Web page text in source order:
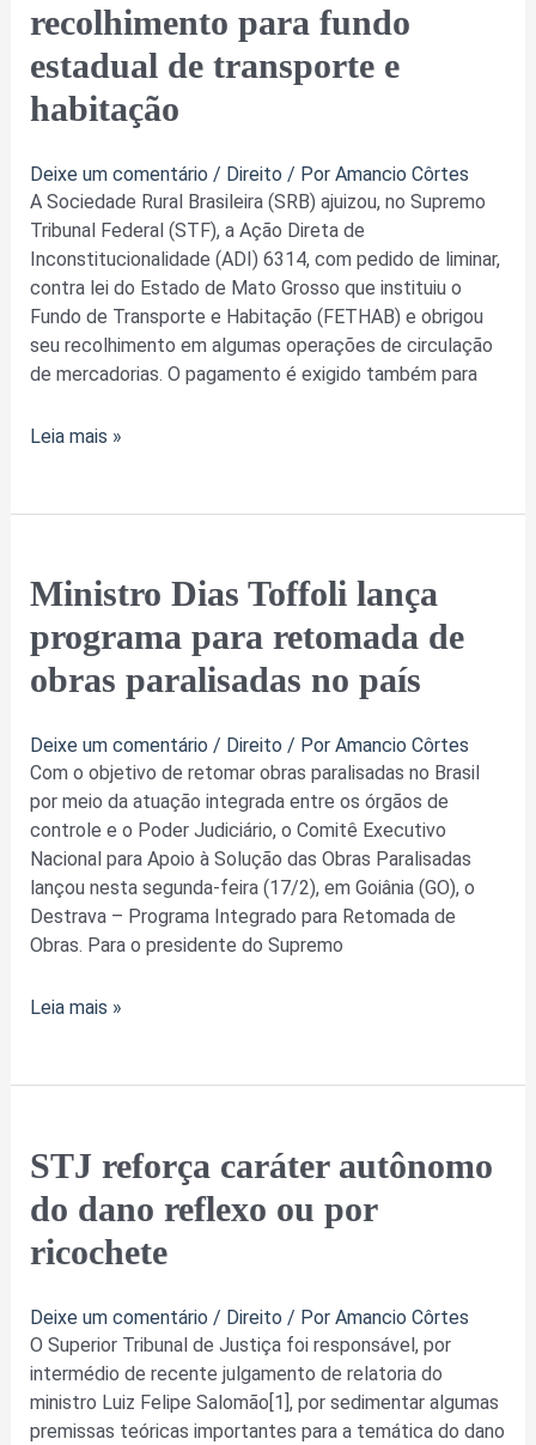
recolhimento para fundo
estadual de transporte e
habitação
Deixe um comentário / Direito / Por Amancio Côrtes
A Sociedade Rural Brasileira (SRB) ajuizou, no Supremo
Tribunal Federal (STF), a Ação Direta de
Inconstitucionalidade (ADI) 6314, com pedido de liminar,
contra lei do Estado de Mato Grosso que instituiu o
Fundo de Transporte e Habitação (FETHAB) e obrigou
seu recolhimento em algumas operações de circulação
de mercadorias. O pagamento é exigido também para
de
Mato
Grosso
que
obriga
para
fundo
estadual
de
transporte
e
habitação
Leia mais »
Ministro Dias Toffoli lança
programa para retomada de
obras paralisadas no país
Deixe um comentário / Direito / Por Amancio Côrtes
Com o objetivo de retomar obras paralisadas no Brasil
por meio da atuação integrada entre os órgãos de
controle e o Poder Judiciário, o Comitê Executivo
Nacional para Apoio à Solução das Obras Paralisadas
lançou nesta segunda-feira (17/2), em Goiânia (GO), o
Destrava – Programa Integrado para Retomada de
Obras. Para o presidente do Supremo
Ministro
Toffoli
lança
retomada
de
obras
paralisadas
no
país
Leia mais »
STJ reforça caráter autônomo
do dano reflexo ou por
ricochete
Deixe um comentário / Direito / Por Amancio Côrtes
O Superior Tribunal de Justiça foi responsável, por
intermédio de recente julgamento de relatoria do
ministro Luiz Felipe Salomão[1], por sedimentar algumas
premissas teóricas importantes para a temática do dano
STJ
caráter
autônomo
reflexo
ou
por
ricochete